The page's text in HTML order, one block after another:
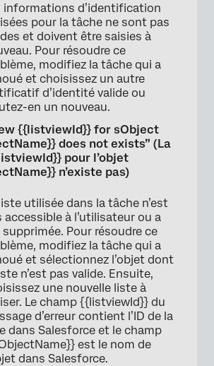
informations d’identification
pour la tâche ne sont pas
et doivent être saisies à
Pour résoudre ce
modifiez la tâche qui a
et choisissez un autre
d’identité valide ou
en un nouveau.
{{listviewId}} for sObject
does not exists” (La
pour l’objet
n’existe pas)
utilisée dans la tâche n’est
accessible à l’utilisateur ou a
Pour résoudre ce
modifiez la tâche qui a
et sélectionnez l’objet dont
n’est pas valide. Ensuite,
une nouvelle liste à
Le champ {{listviewId}} du
d’erreur contient l’ID de la
dans Salesforce et le champ
est le nom de
dans Salesforce.